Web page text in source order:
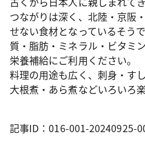
つながりは深く、北陸・京阪
せない食材となっているそう
質・脂肪・ミネラル・ビタミ
栄養補給にご利用ください。
料理の用途も広く、刺身・す
大根煮・あら煮などいろいろ
記事ID：016-001-20240925-